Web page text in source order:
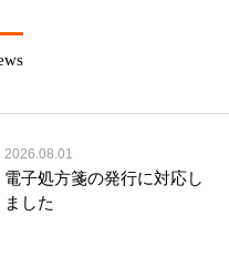
2026.08.01
電子処方箋の発行に対応し
ました